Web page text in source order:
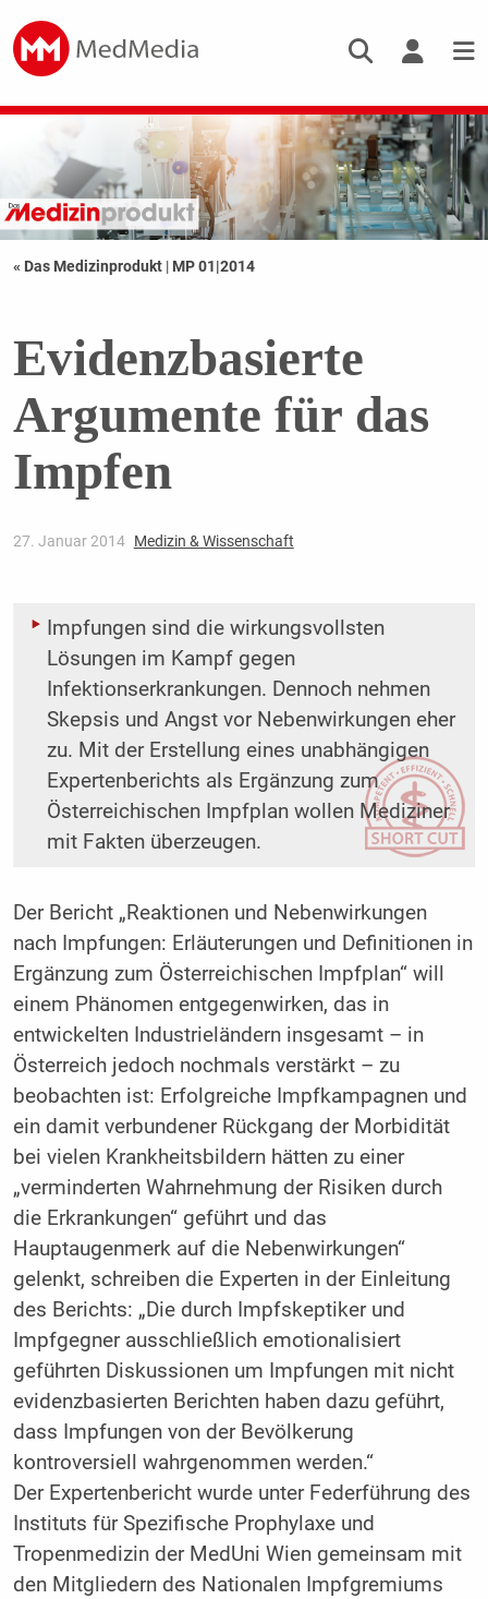
« Das Medizinprodukt | MP 01|2014
Evidenzbasierte
Argumente für das
Impfen
27. Januar 2014 Medizin & Wissenschaft
Impfungen sind die wirkungsvollsten
Lösungen im Kampf gegen
Infektionserkrankungen. Dennoch nehmen
Skepsis und Angst vor Nebenwirkungen eher
zu. Mit der Erstellung eines unabhängigen
Expertenberichts als Ergänzung zum
Österreichischen Impfplan wollen Mediziner
mit Fakten überzeugen.
Der Bericht „Reaktionen und Nebenwirkungen
nach Impfungen: Erläuterungen und Definitionen in
Ergänzung zum Österreichischen Impfplan“ will
einem Phänomen entgegenwirken, das in
entwickelten Industrieländern insgesamt – in
Österreich jedoch nochmals verstärkt – zu
beobachten ist: Erfolgreiche Impfkampagnen und
ein damit verbundener Rückgang der Morbidität
bei vielen Krankheitsbildern hätten zu einer
„verminderten Wahrnehmung der Risiken durch
die Erkrankungen“ geführt und das
Hauptaugenmerk auf die Nebenwirkungen“
gelenkt, schreiben die Experten in der Einleitung
des Berichts: „Die durch Impfskeptiker und
Impfgegner ausschließlich emotionalisiert
geführten Diskussionen um Impfungen mit nicht
evidenzbasierten Berichten haben dazu geführt,
dass Impfungen von der Bevölkerung
kontroversiell wahrgenommen werden.“
Der Expertenbericht wurde unter Federführung des
Instituts für Spezifische Prophylaxe und
Tropenmedizin der MedUni Wien gemeinsam mit
den Mitgliedern des Nationalen Impfgremiums